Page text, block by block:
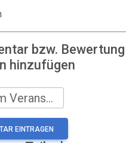
bzw.
hinzufügen
PIN-Code vom Veranstalter